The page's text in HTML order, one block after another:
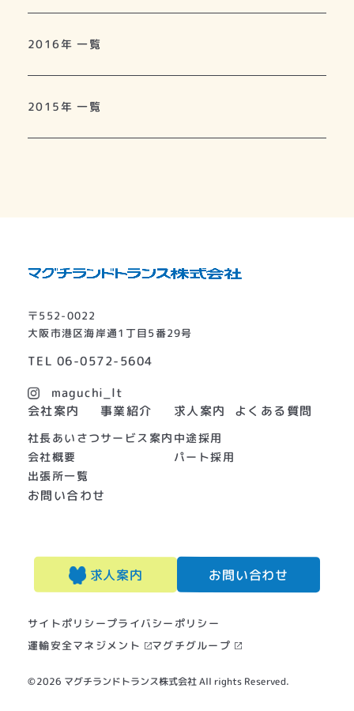
2016年 一覧
2015年 一覧
〒552-0022
大阪市港区海岸通1丁目5番29号
TEL06-0572-5604
maguchi_lt
会社案内
社長あいさつ
会社概要
出張所一覧
事業紹介
サービス案内
求人案内
中途採用
パート採用
よくある質問
お問い合わせ
求人案内 お問い合わせ
サイトポリシープライバシーポリシー
運輸安全マネジメント
マグチグループ
©2026 マグチランドトランス株式会社 All rights Reserved.